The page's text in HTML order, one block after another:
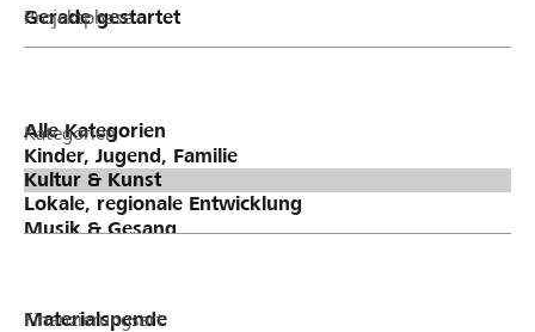
Projektphase
Kategorien
Finanzierungsart